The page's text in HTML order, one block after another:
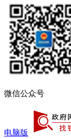
微信公众号
电脑版